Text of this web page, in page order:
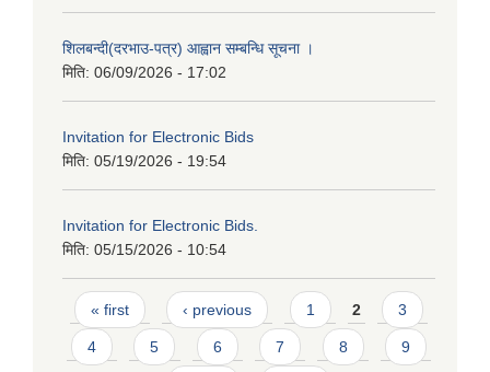
शिलबन्दी(दरभाउ-पत्र) आह्वान सम्बन्धि सूचना ।
मिति: 06/09/2026 - 17:02
Invitation for Electronic Bids
मिति: 05/19/2026 - 19:54
Invitation for Electronic Bids.
मिति: 05/15/2026 - 10:54
Pages
« first ‹ previous 1 2 3
4 5 6 7 8 9